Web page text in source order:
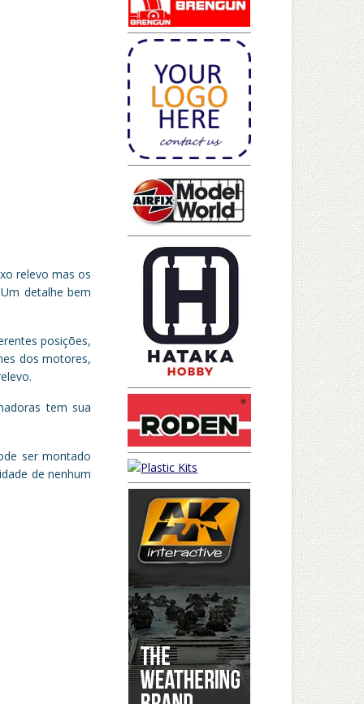
relevo mas os
detalhe bem
posições,
dos motores,
tem sua
ser montado
de nenhum